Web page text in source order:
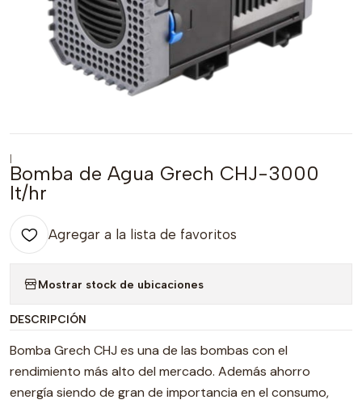
|
Bomba de Agua Grech CHJ-3000
lt/hr
Agregar a la lista de favoritos
Mostrar stock de ubicaciones
DESCRIPCIÓN
Bomba Grech CHJ es una de las bombas con el
rendimiento más alto del mercado. Además ahorro
energía siendo de gran de importancia en el consumo,